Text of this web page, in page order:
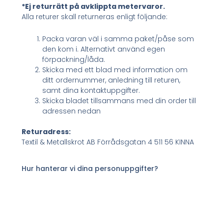
*Ej returrätt på avklippta metervaror.
Alla returer skall returneras enligt följande:
Packa varan väl i samma paket/påse som
den kom i. Alternativt använd egen
förpackning/låda.
Skicka med ett blad med information om
ditt ordernummer, anledning till returen,
samt dina kontaktuppgifter.
Skicka bladet tillsammans med din order till
adressen nedan
Returadress:
Textil & Metallskrot AB Förrådsgatan 4 511 56 KINNA
Hur hanterar vi dina personuppgifter?